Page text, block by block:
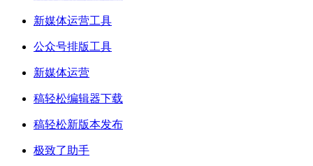
新媒体运营工具
公众号排版工具
新媒体运营
稿轻松编辑器下载
稿轻松新版本发布
极致了助手